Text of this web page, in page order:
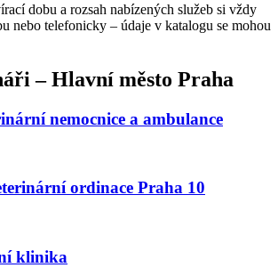
dobu a rozsah nabízených služeb si vždy
nebo telefonicky – údaje v katalogu se mohou
–Hlavní město Praha
nemocnice a ambulance
ordinace Praha 10
klinika